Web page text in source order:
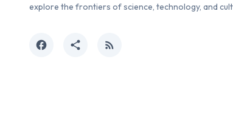
explore the frontiers of science, technology, and
facebook share rss_feed